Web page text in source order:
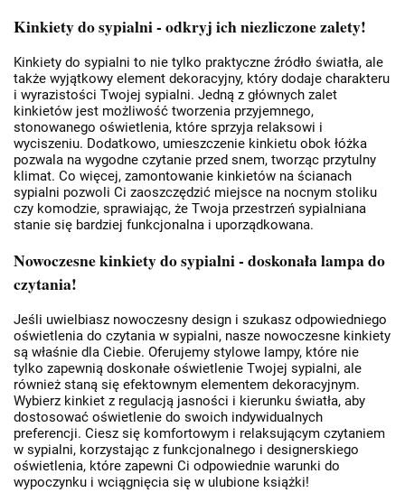
Kinkiety do sypialni - odkryj ich niezliczone zalety!
Kinkiety do sypialni to nie tylko praktyczne źródło światła, ale
także wyjątkowy element dekoracyjny, który dodaje charakteru
i wyrazistości Twojej sypialni. Jedną z głównych zalet
kinkietów jest możliwość tworzenia przyjemnego,
stonowanego oświetlenia, które sprzyja relaksowi i
wyciszeniu. Dodatkowo, umieszczenie kinkietu obok łóżka
pozwala na wygodne czytanie przed snem, tworząc przytulny
klimat. Co więcej, zamontowanie kinkietów na ścianach
sypialni pozwoli Ci zaoszczędzić miejsce na nocnym stoliku
czy komodzie, sprawiając, że Twoja przestrzeń sypialniana
stanie się bardziej funkcjonalna i uporządkowana.
Nowoczesne kinkiety do sypialni - doskonała lampa do
czytania!
Jeśli uwielbiasz nowoczesny design i szukasz odpowiedniego
oświetlenia do czytania w sypialni, nasze nowoczesne kinkiety
są właśnie dla Ciebie. Oferujemy stylowe lampy, które nie
tylko zapewnią doskonałe oświetlenie Twojej sypialni, ale
również staną się efektownym elementem dekoracyjnym.
Wybierz kinkiet z regulacją jasności i kierunku światła, aby
dostosować oświetlenie do swoich indywidualnych
preferencji. Ciesz się komfortowym i relaksującym czytaniem
w sypialni, korzystając z funkcjonalnego i designerskiego
oświetlenia, które zapewni Ci odpowiednie warunki do
wypoczynku i wciągnięcia się w ulubione książki!